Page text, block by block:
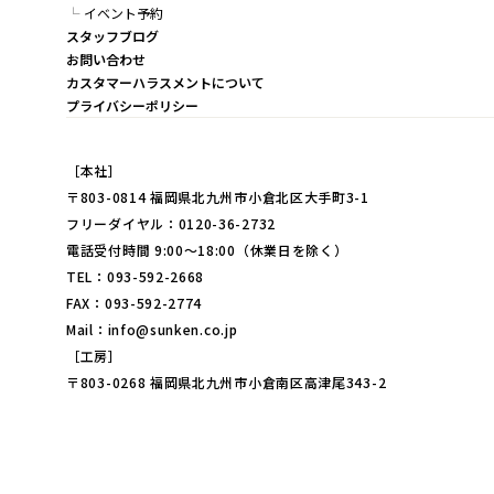
イベント予約
スタッフブログ
お問い合わせ
カスタマーハラスメントについて
プライバシーポリシー
［本社］
〒803-0814 福岡県北九州市小倉北区大手町3-1
フリーダイヤル：0120-36-2732
電話受付時間 9:00～18:00（休業日を除く）
TEL：093-592-2668
FAX：093-592-2774
Mail：info@sunken.co.jp
［工房］
〒803-0268 福岡県北九州市小倉南区高津尾343-2